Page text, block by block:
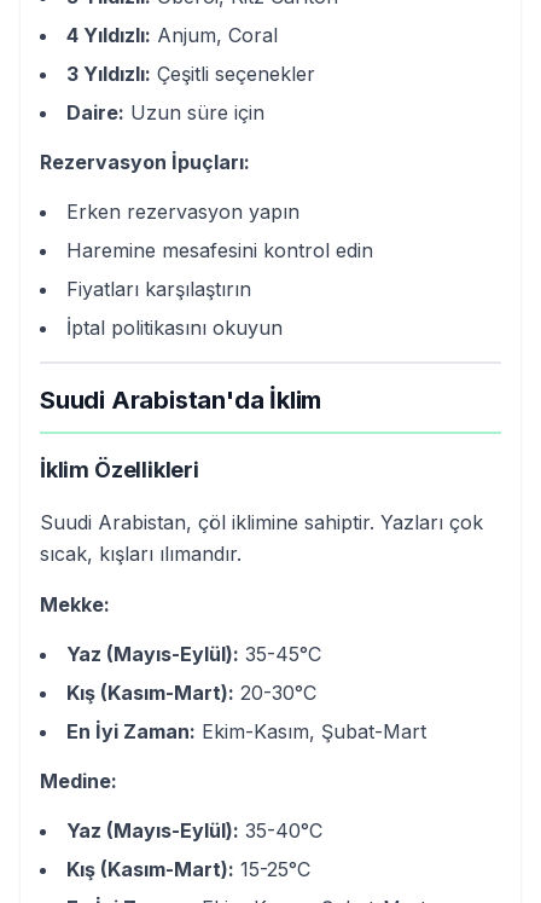
4 Yıldızlı: Anjum, Coral
3 Yıldızlı: Çeşitli seçenekler
Daire: Uzun süre için
Rezervasyon İpuçları:
Erken rezervasyon yapın
Haremine mesafesini kontrol edin
Fiyatları karşılaştırın
İptal politikasını okuyun
Suudi Arabistan'da İklim
İklim Özellikleri
Suudi Arabistan, çöl iklimine sahiptir. Yazları çok
sıcak, kışları ılımandır.
Mekke:
Yaz (Mayıs-Eylül): 35-45°C
Kış (Kasım-Mart): 20-30°C
En İyi Zaman: Ekim-Kasım, Şubat-Mart
Medine:
Yaz (Mayıs-Eylül): 35-40°C
Kış (Kasım-Mart): 15-25°C